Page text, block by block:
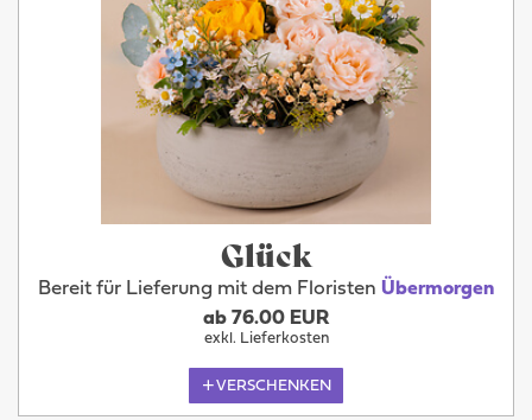
Glück
Bereit für Lieferung mit dem Floristen Übermorgen
ab 76.00 EUR
exkl. Lieferkosten
VERSCHENKEN